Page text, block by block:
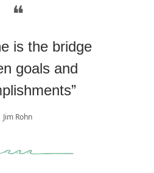
❝
is the bridge
goals and
Jim Rohn